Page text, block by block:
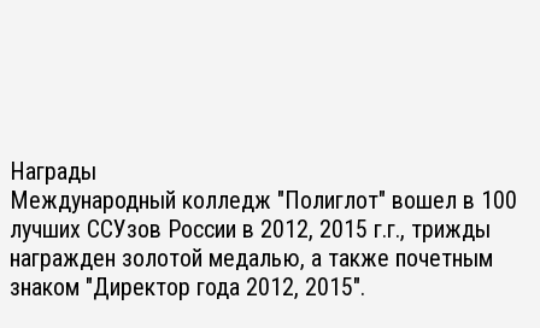
Награды
Международный колледж "Полиглот" вошел в 100
лучших ССУзов России в 2012, 2015 г.г., трижды
награжден золотой медалью, а также почетным
знаком "Директор года 2012, 2015".